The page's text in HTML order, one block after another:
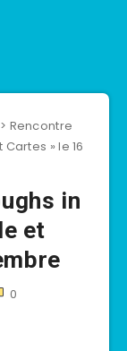
> Rencontre
» le 16
in
et
0